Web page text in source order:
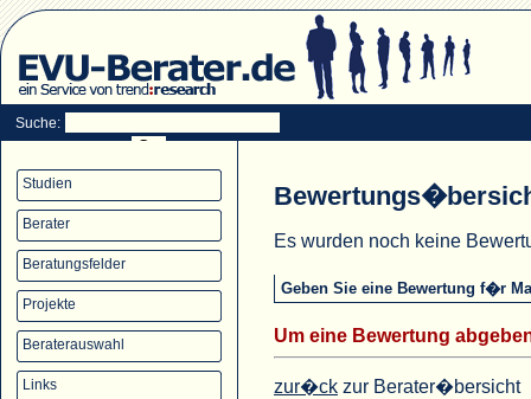
Suche:
Studien
Berater
Beratungsfelder
Projekte
Beraterauswahl
Links
Es wurden noch keine
Geben Sie eine Bewertung f�r
Um eine Bewertung
zur�ck zur Berater�bersicht